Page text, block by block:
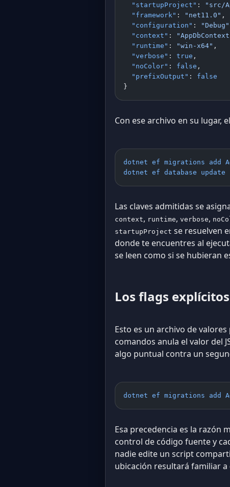
  "startupProject"
: "src/
  "framework"
: "net11.0" ,
  "configuration"
: "Debug"
  "context"
:
  "runtime"
: "win-x64" ,
  "verbose"
: true ,
  "noColor"
: false ,
  "prefixOutput"
: false
}
Con ese archivo en su lugar,
dotnet ef migrations add
dotnet ef database update
Las claves admitidas se
context, runtime, verbose,
startupProject se resuelven
donde te encuentres al
se leen como si se hubieran
Los flags
Esto es un archivo de
comandos anula el valor del
algo puntual contra un
dotnet ef migrations add
Esa precedencia es la razón
control de código fuente y
nadie edite un script
ubicación resultará familiar